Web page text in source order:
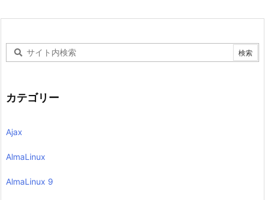
カテゴリー
Ajax
AlmaLinux
AlmaLinux 9